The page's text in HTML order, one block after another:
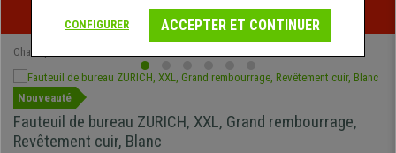
exclusives pour une durée limitée - Voir l'offre
Chaisepro
Nouveauté
Fauteuil de bureau ZURICH, XXL, Grand rembourrage,
Revêtement cuir, Blanc
CONFIGURER ACCEPTER ET CONTINUER